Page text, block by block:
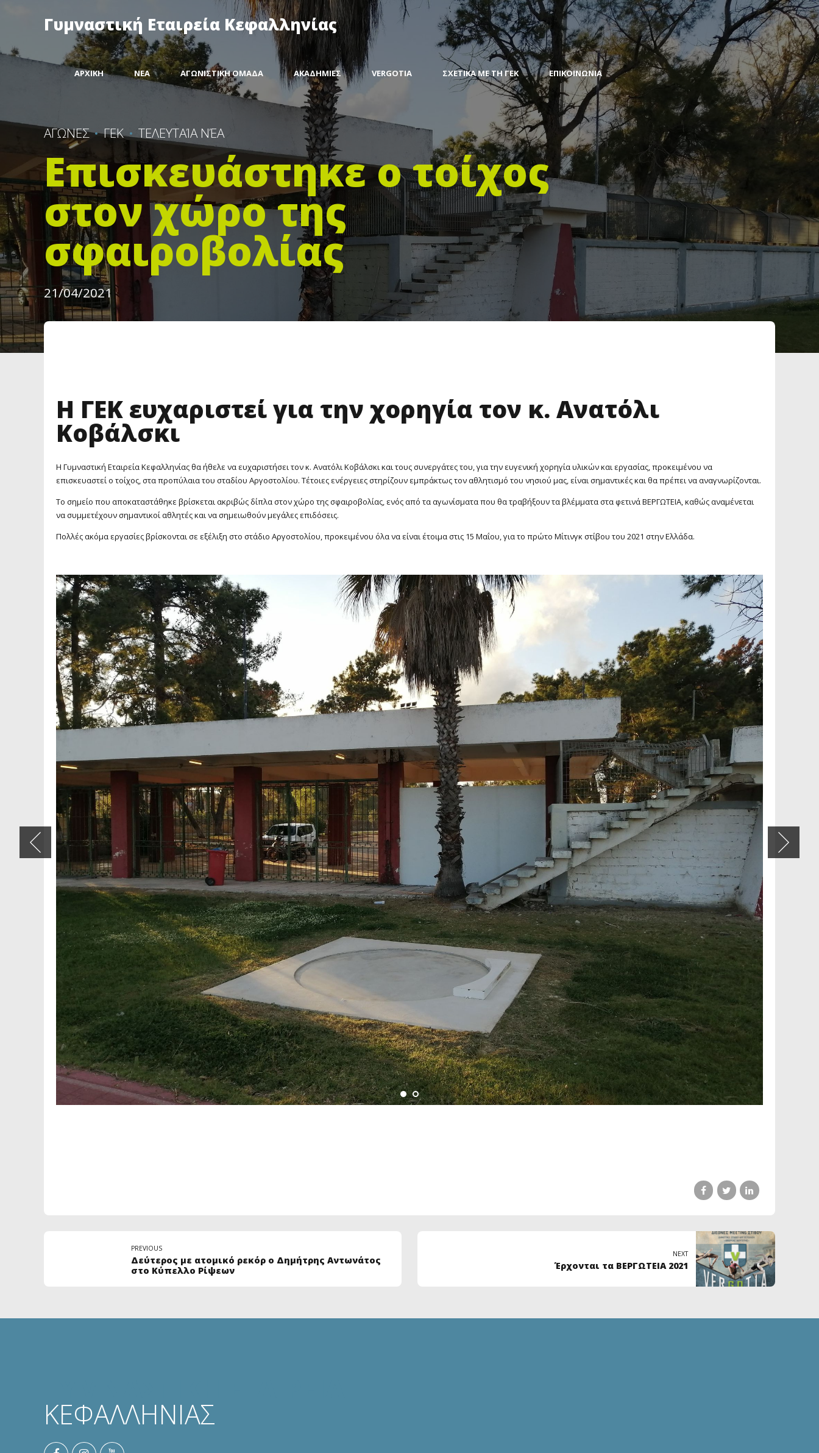
Γυμναστική Εταιρεία Κεφαλληνίας
ΑΡΧΙΚΗ ΝΕΑ ΑΓΩΝΙΣΤΙΚΗ ΟΜΑΔΑ ΑΚΑΔΗΜΙΕΣ VERGOTIA ΣΧΕΤΙΚΑ ΜΕ ΤΗ ΓΕΚ ΕΠΙΚΟΙΝΩΝΙΑ
ΑΓΩΝΕΣ ΓΕΚ ΤΕΛΕΥΤΑΊΑ ΝΈΑ
Επισκευάστηκε ο τοίχος
στον χώρο της
σφαιροβολίας
21/04/2021
Η ΓΕΚ ευχαριστεί για την χορηγία τον κ. Ανατόλι
Κοβάλσκι
Η Γυμναστική Εταιρεία Κεφαλληνίας θα ήθελε να ευχαριστήσει τον κ. Ανατόλι Κοβάλσκι και τους συνεργάτες του, για την ευγενική χορηγία υλικών και εργασίας, προκειμένου να
επισκευαστεί ο τοίχος, στα προπύλαια του σταδίου Αργοστολίου. Τέτοιες ενέργειες στηρίζουν εμπράκτως τον αθλητισμό του νησιού μας, είναι σημαντικές και θα πρέπει να αναγνωρίζονται.
Το σημείο που αποκαταστάθηκε βρίσκεται ακριβώς δίπλα στον χώρο της σφαιροβολίας, ενός από τα αγωνίσματα που θα τραβήξουν τα βλέμματα στα φετινά ΒΕΡΓΩΤΕΙΑ, καθώς αναμένεται
να συμμετέχουν σημαντικοί αθλητές και να σημειωθούν μεγάλες επιδόσεις.
Πολλές ακόμα εργασίες βρίσκονται σε εξέλιξη στο στάδιο Αργοστολίου, προκειμένου όλα να είναι έτοιμα στις 15 Μαΐου, για το πρώτο Μίτινγκ στίβου του 2021 στην Ελλάδα.
PREVIOUS
Δεύτερος με ατομικό ρεκόρ ο Δημήτρης Αντωνάτος
στο Κύπελλο Ρίψεων
NEXT
Έρχονται τα ΒΕΡΓΩΤΕΙΑ 2021
ΚΕΦΑΛΛΗΝΙΑΣ